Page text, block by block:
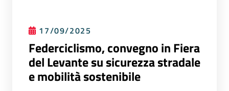
17/09/2025
Federciclismo, convegno in Fiera
del Levante su sicurezza stradale
e mobilità sostenibile